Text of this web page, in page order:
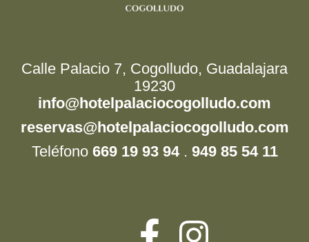
Calle Palacio 7, Cogolludo, Guadalajara
19230
info@hotelpalaciocogolludo.com
reservas@hotelpalaciocogolludo.com
Teléfono 669 19 93 94. 949 85 54 11